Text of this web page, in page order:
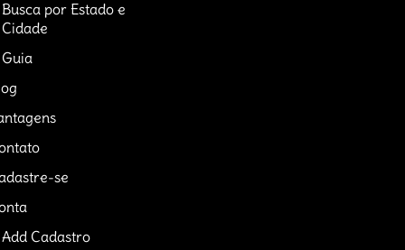
Busca por Estado e
Cidade
Guia
se
Add Cadastro